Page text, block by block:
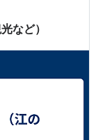
など）